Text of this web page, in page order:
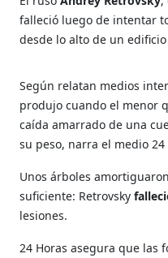
falleció luego de intentar
desde lo alto de un
Según relatan medios
produjo cuando el menor
caída amarrado de una
su peso, narra el medio 24
Unos árboles
suficiente: Retrovsky
lesiones.
24 Horas asegura que las